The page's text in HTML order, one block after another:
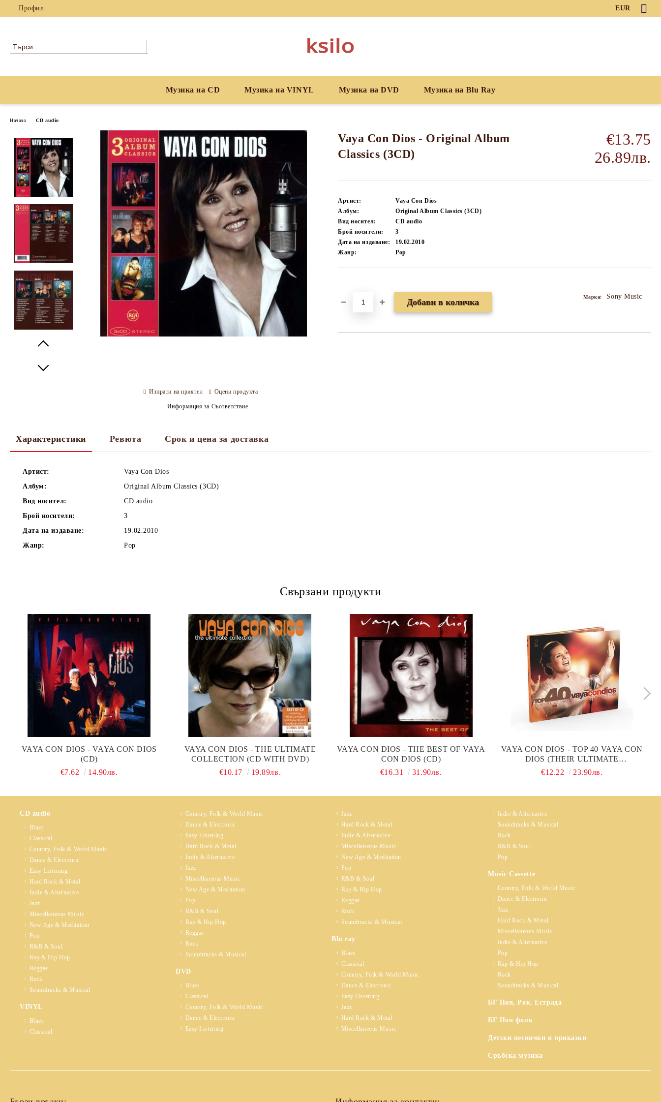
Профил EUR
Музика на CD Музика на VINYL Музика на DVD Музика на Blu Ray
Начало CD audio
Vaya Con Dios - Original Album
Classics (3CD)
€13.75
26.89лв.
Артист:
Vaya Con Dios
Албум:
Original Album Classics (3CD)
Вид носител:
CD audio
Брой носители:
3
Дата на издаване:
19.02.2010
Жанр:
Pop
Марка: Sony Music
Изпрати на приятел Оцени продукта
Информация за Съответствие
Характеристики Ревюта Срок и цена за доставка
Артист:
Vaya Con Dios
Албум:
Original Album Classics (3CD)
Вид носител:
CD audio
Брой носители:
3
Дата на издаване:
19.02.2010
Жанр:
Pop
Свързани продукти
VAYA CON DIOS - VAYA CON DIOS
(CD)
€7.62
14.90лв.
VAYA CON DIOS - THE ULTIMATE
COLLECTION (CD WITH DVD)
€10.17
19.89лв.
VAYA CON DIOS - THE BEST OF VAYA
CON DIOS (CD)
€16.31
31.90лв.
VAYA CON DIOS - TOP 40 VAYA CON
DIOS (THEIR ULTIMATE
COLLECTION) (2CD)
€12.22 23.90лв.
CD audio
Blues
Classical
Country, Folk & World Music
Dance & Electronic
Easy Listening
Hard Rock & Metal
Indie & Alternative
Jazz
Miscellaneous Music
New Age & Meditation
Pop
R&B & Soul
Rap & Hip Hop
Reggae
Rock
Soundtracks & Musical
VINYL
Blues
Classical
Country, Folk & World Music
Dance & Electronic
Easy Listening
Hard Rock & Metal
Indie & Alternative
Jazz
Miscellaneous Music
New Age & Meditation
Pop
R&B & Soul
Rap & Hip Hop
Reggae
Rock
Soundtracks & Musical
DVD
Blues
Classical
Country, Folk & World Music
Dance & Electronic
Easy Listening
Jazz
Hard Rock & Metal
Indie & Alternative
Miscellaneous Music
New Age & Meditation
Pop
R&B & Soul
Rap & Hip Hop
Reggae
Rock
Soundtracks & Musical
Blu ray
Blues
Classical
Country, Folk & World Music
Dance & Electronic
Easy Listening
Jazz
Hard Rock & Metal
Miscellaneous Music
Indie & Alternative
Soundtracks & Musical
Rock
R&B & Soul
Pop
Music Cassette
Country, Folk & World Music
Dance & Electronic
Jazz
Hard Rock & Metal
Miscellaneous Music
Indie & Alternative
Pop
Rap & Hip Hop
Rock
Soundtracks & Musical
БГ Поп, Рок, Естрада
БГ Поп фолк
Детски песнички и приказки
Сръбска музика